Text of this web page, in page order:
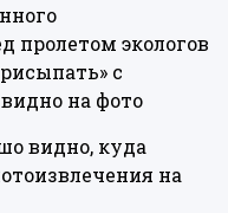
пролетом экологов
с
на фото